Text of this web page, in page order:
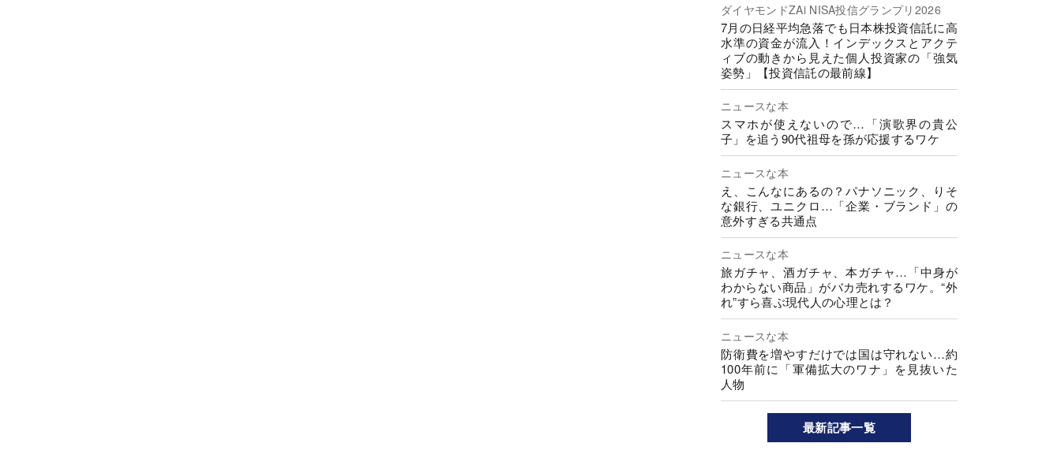
ダイヤモンドZAi NISA投信グランプリ2026
7月の日経平均急落でも日本株投資信託に高
水準の資金が流入！インデックスとアクテ
ィブの動きから見えた個人投資家の「強気
姿勢」【投資信託の最前線】
ニュースな本
スマホが使えないので…「演歌界の貴公
子」を追う90代祖母を孫が応援するワケ
ニュースな本
え、こんなにあるの？パナソニック、りそ
な銀行、ユニクロ…「企業・ブランド」の
意外すぎる共通点
ニュースな本
旅ガチャ、酒ガチャ、本ガチャ…「中身が
わからない商品」がバカ売れするワケ。“外
れ”すら喜ぶ現代人の心理とは？
ニュースな本
防衛費を増やすだけでは国は守れない…約
100年前に「軍備拡大のワナ」を見抜いた
人物
最新記事一覧